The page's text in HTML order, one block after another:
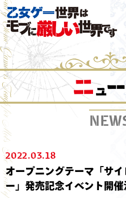
2022.03.18
オープニングテーマ「サ
ー」発売記念イベント開催